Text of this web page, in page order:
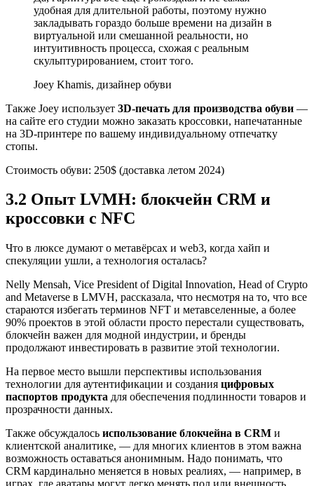
удобная для длительной работы, поэтому нужно
закладывать гораздо больше времени на дизайн в
виртуальной или смешанной реальности, но
интуитивность процесса, схожая с реальным
скульптурированием, стоит того.
Joey Khamis, дизайнер обуви
Также Joey использует 3D-печать для производства обуви —
на сайте его студии можно заказать кроссовки, напечатанные
на 3D-принтере по вашему индивидуальному отпечатку
стопы.
Стоимость обуви: 250$ (доставка летом 2024)
3.2 Опыт LVMH: блокчейн CRM и
кроссовки с NFC
Что в люксе думают о метавёрсах и web3, когда хайп и
спекуляции ушли, а технология осталась?
Nelly Mensah, Vice President of Digital Innovation, Head of Crypto
and Metaverse в LMVH, рассказала, что несмотря на то, что все
стараются избегать терминов NFT и метавселенные, а более
90% проектов в этой области просто перестали существовать,
блокчейн важен для модной индустрии, и бренды
продолжают инвестировать в развитие этой технологии.
На первое место вышли перспективы использования
технологии для аутентификации и создания цифровых
паспортов продукта для обеспечения подлинности товаров и
прозрачности данных.
Также обсуждалось использование блокчейна в CRM и
клиентской аналитике, — для многих клиентов в этом важна
возможность оставаться анонимным. Надо понимать, что
CRM кардинально меняется в новых реалиях, — например, в